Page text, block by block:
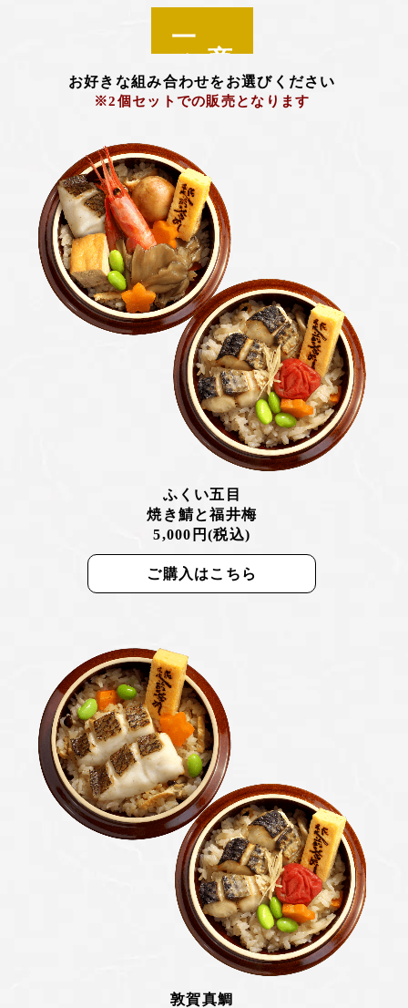
一覧
お好きな組み合わせをお選びください
※2個セットでの販売となります
ふくい五目
焼き鯖と福井梅
5,000円(税込)
ご購入はこちら
敦賀真鯛